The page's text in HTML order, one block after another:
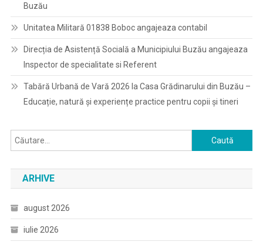
Buzău
Unitatea Militară 01838 Boboc angajeaza contabil
Direcția de Asistență Socială a Municipiului Buzău angajeaza
Inspector de specialitate si Referent
Tabără Urbană de Vară 2026 la Casa Grădinarului din Buzău –
Educație, natură și experiențe practice pentru copii și tineri
Caută
după:
ARHIVE
august 2026
iulie 2026